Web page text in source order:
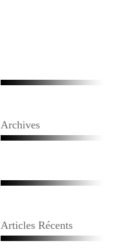
Archives
Articles Récents